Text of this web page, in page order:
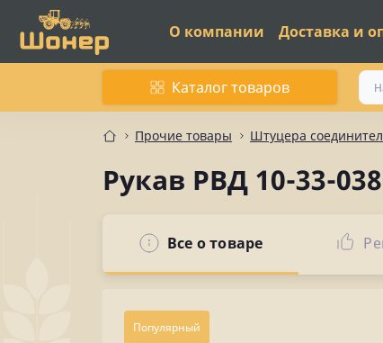
О компании Доставка и
Каталог товаров
Прочие товары Штуцера
Рукав РВД 10-33-
Все о товаре
Популярный